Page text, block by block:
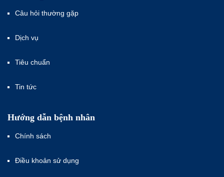
Câu hỏi thường gặp
Dịch vụ
Tiêu chuẩn
Tin tức
Hướng dẫn bệnh nhân
Chính sách
Điều khoản sử dụng